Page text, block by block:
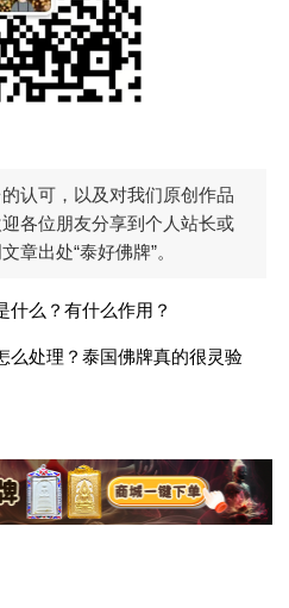
认可，以及对我们原创作品
各位朋友分享到个人站长或
章出处“泰好佛牌”。
什么？有什么作用？
么处理？泰国佛牌真的很灵验